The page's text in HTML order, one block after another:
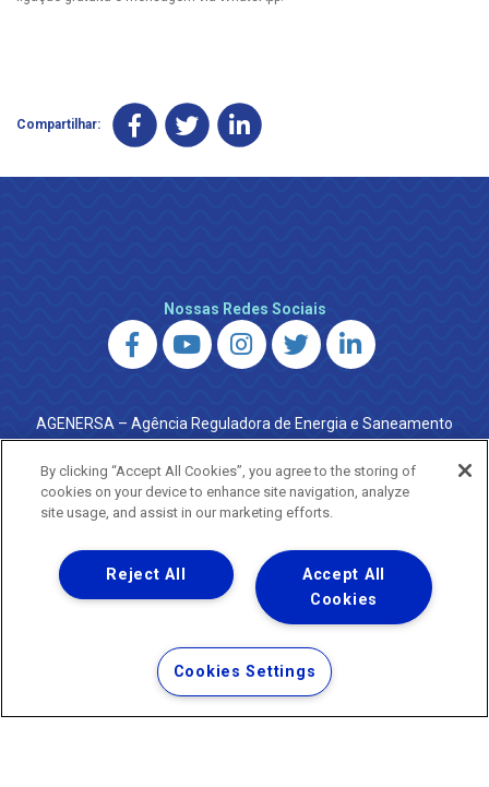
Compartilhar:
Nossas Redes Sociais
AGENERSA – Agência Reguladora de Energia e Saneamento
do Estado do Rio de Janeiro
0800 024 9040 · (21) 2332-6457 (WhatsApp) ·
ouvidoria@agenersa.rj.gov.br/ouvidoria.agenersa@gmail.com
·http://www.agenersa.rj.gov.br
Uma empresa
Copyright ® 2026 - Todos os Direitos Reservados.
Termos Gerais de Uso de Sites e Aplicativos
Política de Privacidade e Proteção de Dados
By clicking “Accept All Cookies”, you agree to the storing of
cookies on your device to enhance site navigation, analyze
site usage, and assist in our marketing efforts.
Accept All
Cookies
Reject All
Cookies Settings